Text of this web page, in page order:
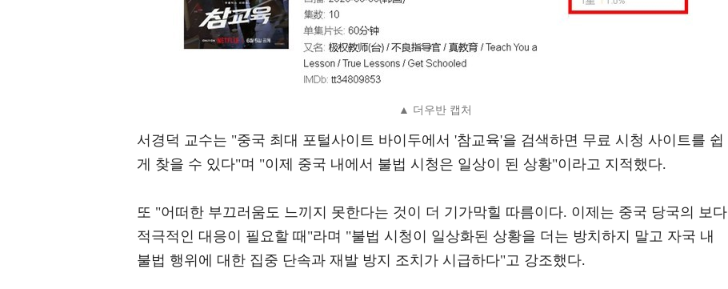
▲ 더우반 캡처
서경덕 교수는 "중국 최대 포털사이트 바이두에서 '참교육'을 검색하면 무료 시청 사이트를 쉽
게 찾을 수 있다"며 "이제 중국 내에서 불법 시청은 일상이 된 상황"이라고 지적했다.
또 "어떠한 부끄러움도 느끼지 못한다는 것이 더 기가막힐 따름이다. 이제는 중국 당국의 보다
적극적인 대응이 필요할 때"라며 "불법 시청이 일상화된 상황을 더는 방치하지 말고 자국 내
불법 행위에 대한 집중 단속과 재발 방지 조치가 시급하다"고 강조했다.